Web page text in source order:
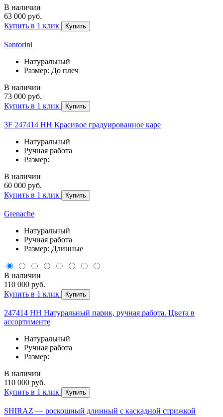
В наличии
63 000 руб.
Купить в 1 клик
Купить
Santorini
Натуральный
Размер: До плеч
В наличии
73 000 руб.
Купить в 1 клик
Купить
3F 247414 HH Красивое градуированное каре
Натуральный
Ручная работа
Размер:
В наличии
60 000 руб.
Купить в 1 клик
Купить
Grenache
Натуральный
Ручная работа
Размер: Длинные
В наличии
110 000 руб.
Купить в 1 клик
Купить
247414 НН Натуральный парик, ручная работа. Цвета в
ассортименте
Натуральный
Ручная работа
Размер:
В наличии
110 000 руб.
Купить в 1 клик
Купить
SHIRAZ — роскошный длинный с каскадной стрижкой